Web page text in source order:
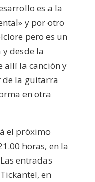
es a la
y por otro
pero es un
desde la
allí la canción y
de la guitarra
en otra
el próximo
horas, en la
entradas
en